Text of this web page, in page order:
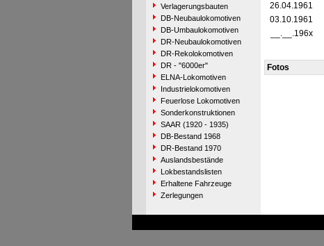
Verlagerungsbauten
DB-Neubaulokomotiven
DB-Umbaulokomotiven
DR-Neubaulokomotiven
DR-Rekolokomotiven
DR - "6000er"
ELNA-Lokomotiven
Industrielokomotiven
Feuerlose Lokomotiven
Sonderkonstruktionen
SAAR (1920 - 1935)
DB-Bestand 1968
DR-Bestand 1970
Auslandsbestände
Lokbestandslisten
Erhaltene Fahrzeuge
Zerlegungen
26.04.1961
03.10.1961
__.__.196x
Fotos